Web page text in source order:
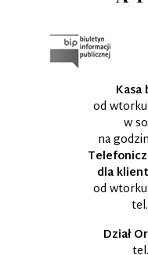
od
w
na
dla
od
tel.
Dział